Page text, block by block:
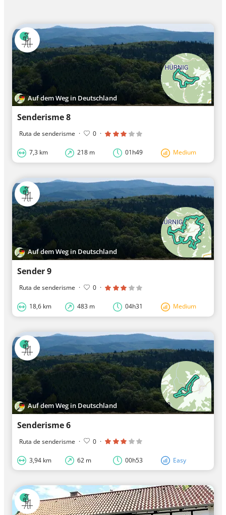
Auf dem Weg in Deutschland
Senderisme 8
Ruta de senderisme · 0 ·
7,3 km 218 m 01h49 Medium
Auf dem Weg in Deutschland
Sender 9
Ruta de senderisme · 0 ·
18,6 km 483 m 04h31 Medium
Auf dem Weg in Deutschland
Senderisme 6
Ruta de senderisme · 0 ·
3,94 km 62 m 00h53 Easy